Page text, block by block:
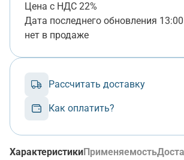
Цена с НДС 22%
Дата последнего обновления
нет в продаже
Рассчитать доставку
Как оплатить?
ХарактеристикиПрименяемость